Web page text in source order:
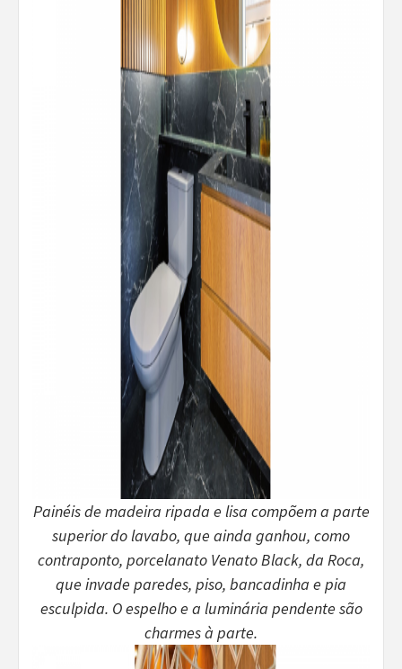
Painéis de madeira ripada e lisa compõem a parte
superior do lavabo, que ainda ganhou, como
contraponto, porcelanato Venato Black, da Roca,
que invade paredes, piso, bancadinha e pia
esculpida. O espelho e a luminária pendente são
charmes à parte.